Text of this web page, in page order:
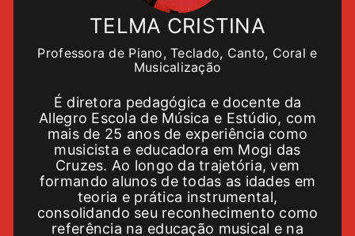
TELMA CRISTINA
Professora de Piano, Teclado, Canto, Coral e
Musicalização
É diretora pedagógica e docente da
Allegro Escola de Música e Estúdio, com
mais de 25 anos de experiência como
musicista e educadora em Mogi das
Cruzes. Ao longo da trajetória, vem
formando alunos de todas as idades em
teoria e prática instrumental,
consolidando seu reconhecimento como
referência na educação musical e na